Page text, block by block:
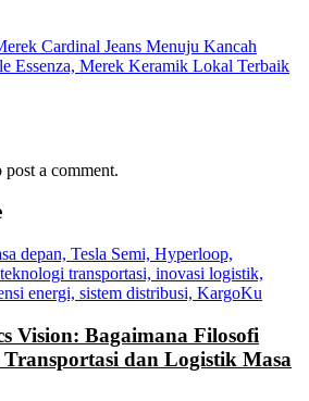
Cardinal Jeans Menuju Kancah
Next
Essenza, Merek Keramik Lokal Terbaik
post a comment.
Vision: Bagaimana Filosofi
dan Logistik Masa